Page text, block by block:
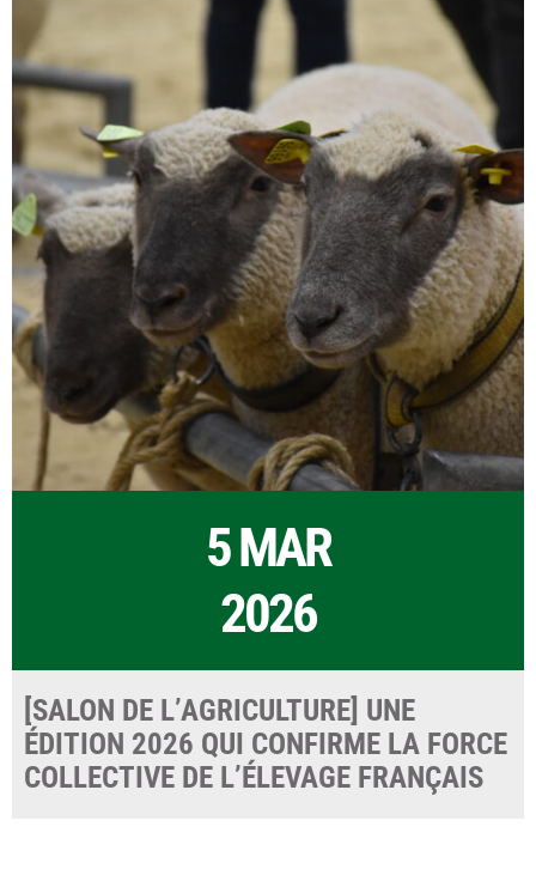
5 MAR
2026
[SALON DE L’AGRICULTURE] UNE
ÉDITION 2026 QUI CONFIRME LA FORCE
COLLECTIVE DE L’ÉLEVAGE FRANÇAIS